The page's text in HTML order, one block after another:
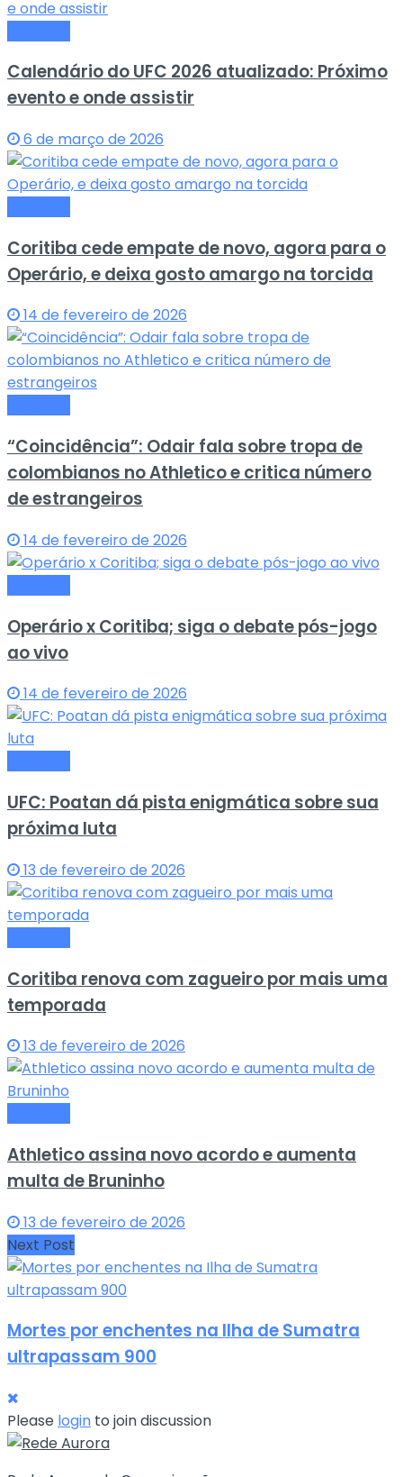
Calendário do UFC 2026 atualizado: Próximo
evento e onde assistir
6 de março de 2026
Coritiba cede empate de novo, agora para o
Operário, e deixa gosto amargo na torcida
14 de fevereiro de 2026
“Coincidência”: Odair fala sobre tropa de
colombianos no Athletico e critica número
de estrangeiros
14 de fevereiro de 2026
Operário x Coritiba; siga o debate pós-jogo
ao vivo
14 de fevereiro de 2026
UFC: Poatan dá pista enigmática sobre sua
próxima luta
13 de fevereiro de 2026
Coritiba renova com zagueiro por mais uma
temporada
13 de fevereiro de 2026
Athletico assina novo acordo e aumenta
multa de Bruninho
13 de fevereiro de 2026
Next Post
Mortes por enchentes na Ilha de Sumatra
ultrapassam 900
Please login to join discussion